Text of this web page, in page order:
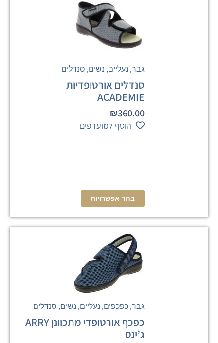
גבר, נעליים, נשים, סנדלים
סנדלים אורטופדיות
ACADEMIE
₪360.00
הוסף למועדפים
בחר אפשרויות
גבר, כפכפים, נעליים, נשים, סנדלים
כפכף אורטופדי מתכוונן ARRY
ג’ינס